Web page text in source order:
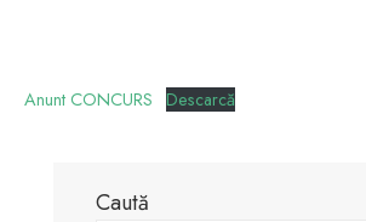
Anunt CONCURS Descarcă
Caută